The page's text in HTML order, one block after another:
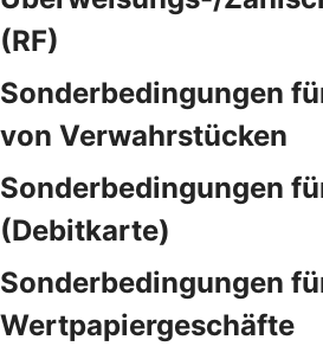
(RF)
Sonderbedingungen
von Verwahrstücken
Sonderbedingungen
(Debitkarte)
Sonderbedingungen
Wertpapiergeschäfte